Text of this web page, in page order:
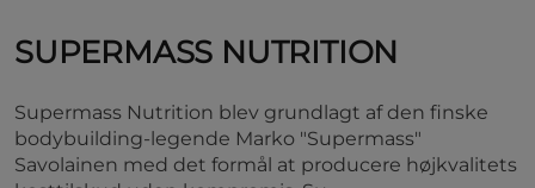
SUPERMASS NUTRITION
Supermass Nutrition blev grundlagt af den finske
bodybuilding-legende Marko "Supermass"
Savolainen med det formål at producere højkvalitets